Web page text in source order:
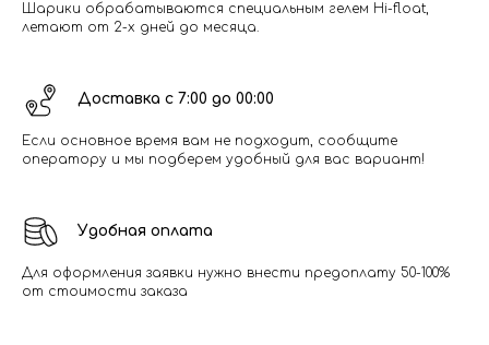
Шарики обрабатываются специальным гелем Hi-float,
летают от 2-х дней до месяца.
Доставка с 7:00 до 00:00
Если основное время вам не подходит, сообщите
оператору и мы подберем удобный для вас вариант!
Удобная оплата
Для оформления заявки нужно внести предоплату 50-100%
от стоимости заказа